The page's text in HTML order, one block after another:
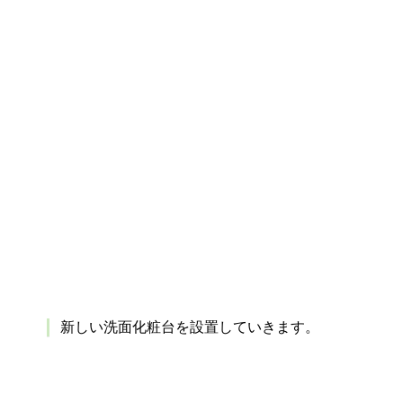
新しい洗面化粧台を設置していきます。